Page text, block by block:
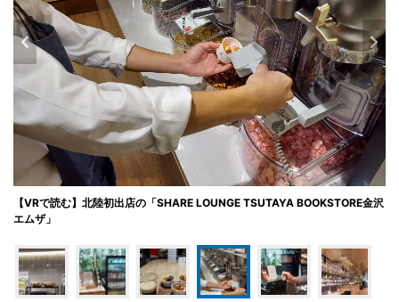
【VRで読む】北陸初出店の「SHARE LOUNGE TSUTAYA BOOKSTORE金沢
エムザ」